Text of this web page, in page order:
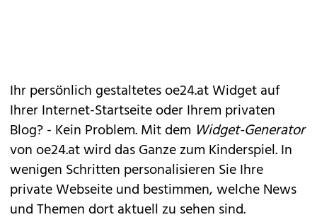
Ihr persönlich gestaltetes oe24.at Widget auf
Ihrer Internet-Startseite oder Ihrem privaten
Blog? - Kein Problem. Mit dem Widget-Generator
von oe24.at wird das Ganze zum Kinderspiel. In
wenigen Schritten personalisieren Sie Ihre
private Webseite und bestimmen, welche News
und Themen dort aktuell zu sehen sind.